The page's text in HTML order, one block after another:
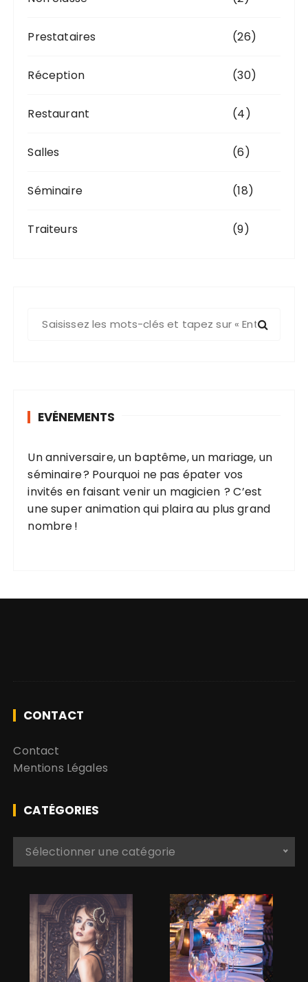
Prestataires (26)
Réception (30)
Restaurant (4)
Salles (6)
Séminaire (18)
Traiteurs (9)
e
p
o
u
r
EVÉNEMENTS
Un anniversaire, un baptême, un mariage, un
séminaire ? Pourquoi ne pas épater vos
invités en faisant venir un magicien ? C’est
une super animation qui plaira au plus grand
nombre !
CONTACT
Contact
Mentions Légales
CATÉGORIES
Sélectionner une catégorie